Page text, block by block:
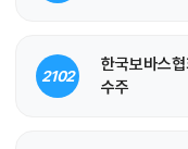
2102
한국보바스
수주